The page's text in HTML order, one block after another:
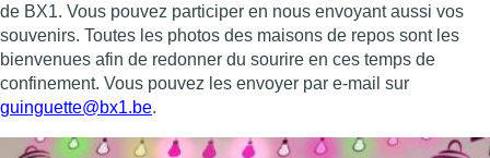
de BX1. Vous pouvez participer en nous envoyant aussi vos
souvenirs. Toutes les photos des maisons de repos sont les
bienvenues afin de redonner du sourire en ces temps de
confinement. Vous pouvez les envoyer par e-mail sur
guinguette@bx1.be.